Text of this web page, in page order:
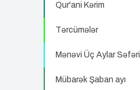
Qur'ani Kərim
Tərcümələr
Mənəvi Üç Aylar Səfəri
Mübarək Şaban ayı